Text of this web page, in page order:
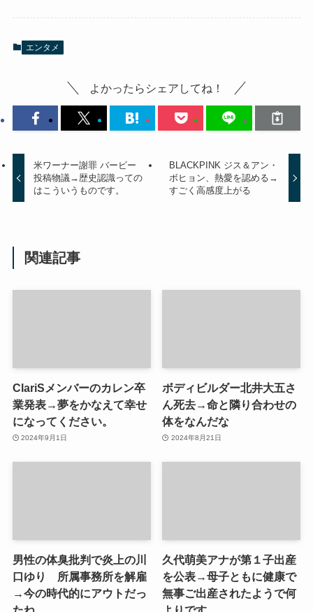
エンタメ
よかったらシェアしてね！
米ワーナー謝罪 バービー
投稿物議→歴史認識っての
はこういうものです。
BLACKPINK ジス＆アン・
ボヒョン、熱愛を認める→
すごく高感度上がる
関連記事
ClariSメンバーのカレン卒
業発表→夢をかなえて幸せ
になってください。
2024年9月1日
ボディビルダー北井大五さ
ん死去→命と隣り合わせの
体をなんだな
2024年8月21日
男性の体臭批判で炎上の川
口ゆり 所属事務所を解雇
→今の時代的にアウトだっ
久代萌美アナが第１子出産
を公表→母子ともに健康で
無事ご出産されたようで何